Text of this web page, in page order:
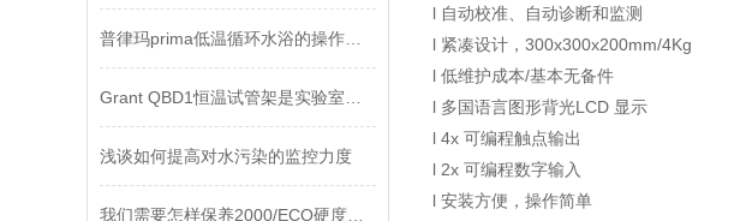
浅谈如何提高对水污染的监控力度
l 自动校准、自动诊断和监测
l 紧凑设计，300x300x200mm/4Kg
l 低维护成本/基本无备件
l 多国语言图形背光LCD 显示
l 4x 可编程触点输出
l 2x 可编程数字输入
l 安装方便，操作简单